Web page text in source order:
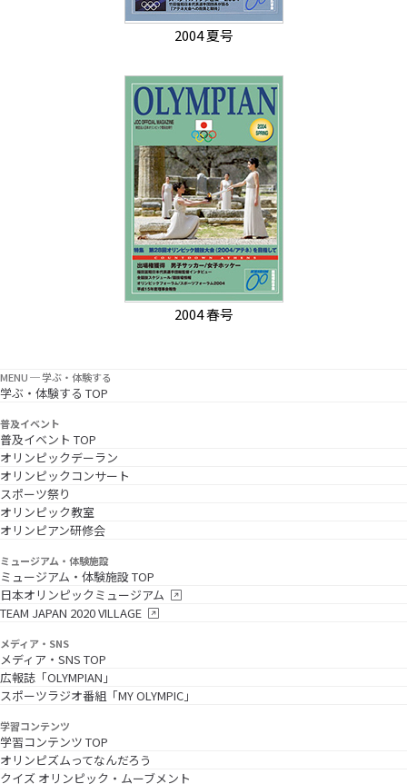
MENU ─ 学ぶ・体験する
学ぶ・体験する TOP
普及イベント
普及イベント TOP
オリンピックデーラン
オリンピックコンサート
スポーツ祭り
オリンピック教室
オリンピアン研修会
ミュージアム・体験施設
ミュージアム・体験施設 TOP
日本オリンピックミュージアム
TEAM JAPAN 2020 VILLAGE
メディア・SNS
メディア・SNS TOP
広報誌「OLYMPIAN」
スポーツラジオ番組「MY OLYMPIC」
学習コンテンツ
学習コンテンツ TOP
オリンピズムってなんだろう
クイズ オリンピック・ムーブメント
2004 夏号
2004 春号